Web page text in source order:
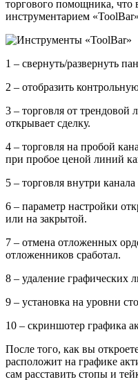
торгового помощника, что
инструментарием
1 – свернуть/развернуть
2 – отобразить
3 – торговля от
открывает сделку.
4 – торговля на пробой
при пробое ценой линий
5 – торговля внутри
6 – параметр настройки
или на закрытой.
7 – отмена отложенных
отложенников сработал.
8 – удаление графических
9 – установка на уровни
10 – скриншотер графика
После того, как вы
расположит на графике
сам расставить стопы и